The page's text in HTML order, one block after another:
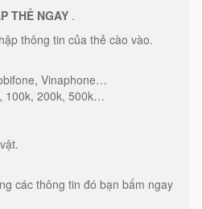
THẺ NGAY .
thông tin của thẻ cào vào.
Vinaphone…
100k, 200k, 500k…
các thông tin đó bạn bấm ngay